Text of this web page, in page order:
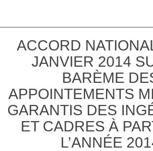
ACCORD
JANVIER 2014
BARÈME
APPOINTEMENTS
GARANTIS DES
ET CADRES À
L’ANNÉE